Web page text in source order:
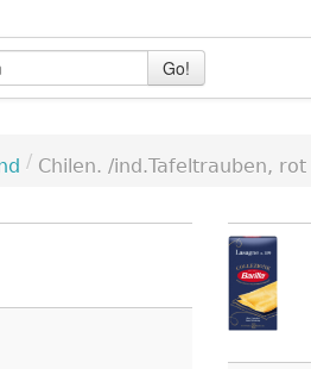
Go!
/ Chilen. /ind.Tafeltrauben, rot